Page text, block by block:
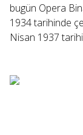
bugün Opera
1934 tarihinde
Nisan 1937